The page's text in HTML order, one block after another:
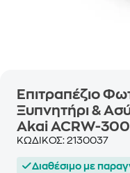
Επιτραπέζιο
Ξυπνητήρι &
Akai ACRW-
ΚΩΔΙΚΟΣ: 2130037
Διαθέσιμο με